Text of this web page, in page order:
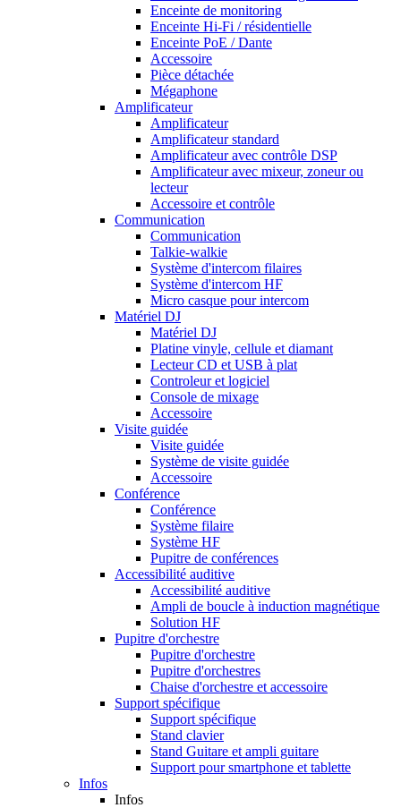
Enceinte de monitoring
Enceinte Hi-Fi / résidentielle
Enceinte PoE / Dante
Accessoire
Pièce détachée
Mégaphone
Amplificateur
Amplificateur
Amplificateur standard
Amplificateur avec contrôle DSP
Amplificateur avec mixeur, zoneur ou
lecteur
Accessoire et contrôle
Communication
Communication
Talkie-walkie
Système d'intercom filaires
Système d'intercom HF
Micro casque pour intercom
Matériel DJ
Matériel DJ
Platine vinyle, cellule et diamant
Lecteur CD et USB à plat
Controleur et logiciel
Console de mixage
Accessoire
Visite guidée
Visite guidée
Système de visite guidée
Accessoire
Conférence
Conférence
Système filaire
Système HF
Pupitre de conférences
Accessibilité auditive
Accessibilité auditive
Ampli de boucle à induction magnétique
Solution HF
Pupitre d'orchestre
Pupitre d'orchestre
Pupitre d'orchestres
Chaise d'orchestre et accessoire
Support spécifique
Support spécifique
Stand clavier
Stand Guitare et ampli guitare
Support pour smartphone et tablette
Infos
Infos